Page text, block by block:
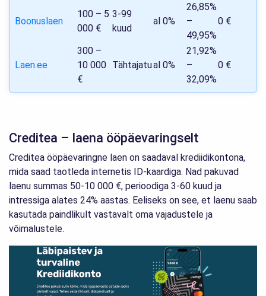
Boonuslaen
100 – 5
000 €
3-99
kuud
al 0%
26,85%
–
49,95%
0 €
Laen.ee
300 –
10 000
€
Tähtajatual 0%
21,92%
–
32,09%
0 €
Creditea – laena ööpäevaringselt
Creditea ööpäevaringne laen on saadaval krediidikontona,
mida saad taotleda internetis ID-kaardiga. Nad pakuvad
laenu summas 50-10 000 €, perioodiga 3-60 kuud ja
intressiga alates 24% aastas. Eeliseks on see, et laenu saab
kasutada paindlikult vastavalt oma vajadustele ja
võimalustele.